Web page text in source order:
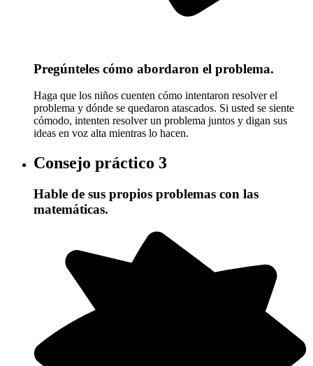
Pregúnteles cómo abordaron el problema.
Haga que los niños cuenten cómo intentaron resolver el
problema y dónde se quedaron atascados. Si usted se siente
cómodo, intenten resolver un problema juntos y digan sus
ideas en voz alta mientras lo hacen.
Consejo práctico 3
Hable de sus propios problemas con las
matemáticas.